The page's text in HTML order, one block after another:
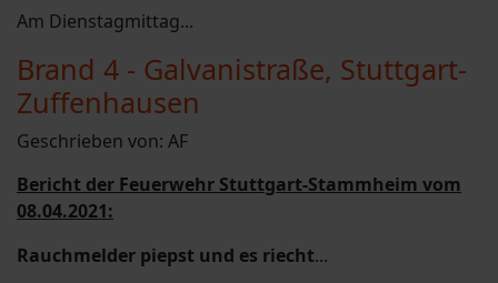
Am Dienstagmittag...
Brand 4 - Galvanistraße, Stuttgart-
Zuffenhausen
Geschrieben von: AF
Bericht der Feuerwehr Stuttgart-Stammheim vom
08.04.2021:
Rauchmelder piepst und es riecht...